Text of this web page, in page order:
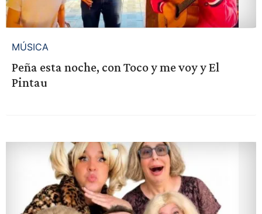
MÚSICA
Peña esta noche, con Toco y me voy y El
Pintau